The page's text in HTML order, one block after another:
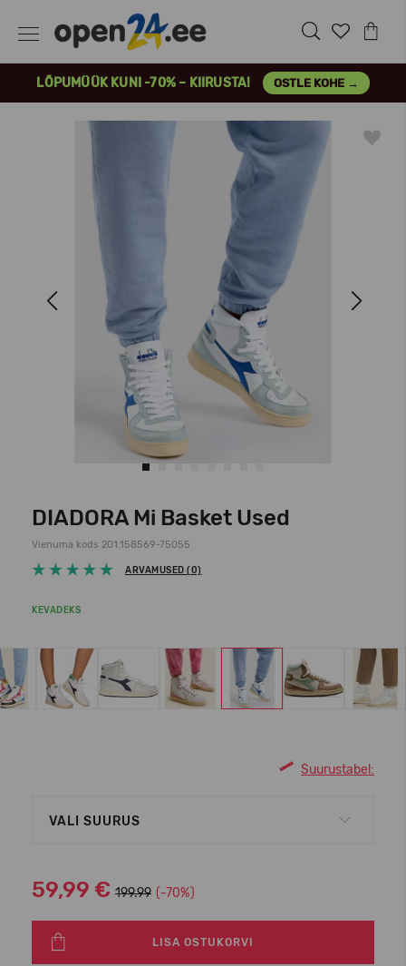
LÕPUMÜÜK KUNI -70% – KIIRUSTA! OSTLE KOHE →
Next
DIADORA Mi Basket Used
Vienuma kods 201.158569-75055
ARVAMUSED (0)
KEVADEKS
Suurustabel:
VALI SUURUS
59,99 € 199.99 (-70%)
LISA OSTUKORVI